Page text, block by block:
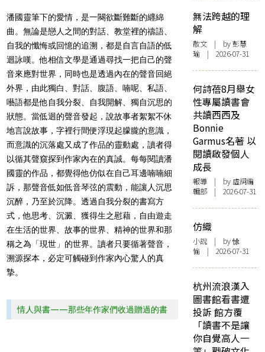
潘國靈筆下的愛情，是一闋欲斷難斷的纒綿
曲。無論是戀人之間的對話、教堂裡的禱語、
自我的懺悔或回憶的追溯，都是自言自語的低
迴詠嘆。他相信文學是通過尋找一把自己的聲
音來應對世界，同時也是透過內在的聲音回絕
外界，由此獨白、對話、腹語、喃呢、私語、
囈語都是他自我分裂、自我開解、獨自沉思的
狀態。當低迴的聲音發起，說故事者絮絮不休
地言說故事，字裡行間便浮現起朦朧的意識，
而意識的沉落處又成了作品的靈動處，讀者得
以循其聲窺探到作家內在的真誠。每每閱讀潘
國靈的作品，都覺得他仿似在自己耳邊喃喃細
訴，那聲音低如低音琴弦的震動，能讓人沉思
沉醉，乃至於沉降。透過自我分裂的書寫方
式，他思考、沉澱、獲得生之慰藉，自由遊走
在生活的世界、故事的世界、精神的世界和那
稱之為「現世」的世界。讀者只要循著聲音，
溯源探本，必定可觸碰到作家內心驚人的真
摯。
情人與書——那些年作家們收過贈過的書
無法跨越的理
解
散文 | by 彭慧
瑜 | 2026-07-31
何詩蓓8月舉女
性專屬讀書會
共讀西西及
Bonnie
Garmus名著 以
閱讀啟發個人
成長
報導 | by 虛詞編
輯部 | 2026-07-31
仿織
小說 | by 悇
愉 | 2026-07-31
杭州流浪漢入
圖書館看書遭
投訴 館方覆
「讀書不是讓
你自覺高人一